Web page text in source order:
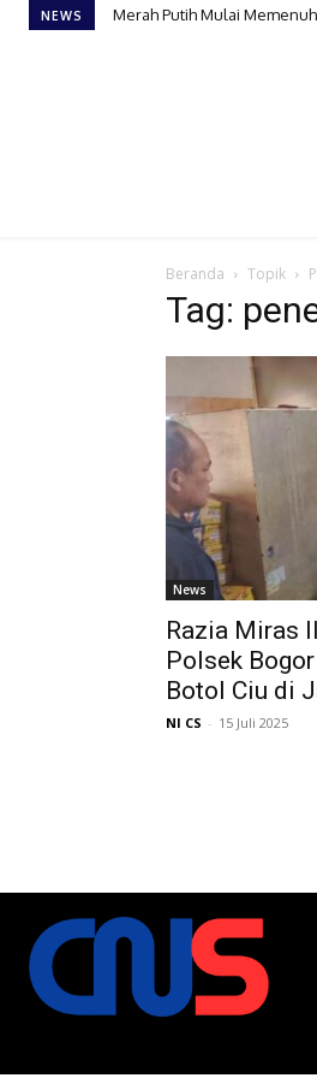
NEWS Merah Putih Mulai
Beranda Topik
Tag:
News
Razia Miras
Polsek
Botol Ciu di
NI CS - 15 Juli 2025